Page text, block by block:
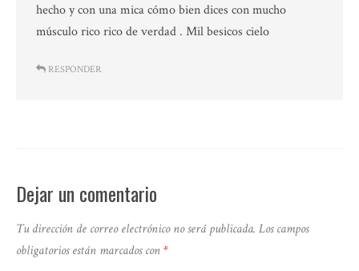
hecho y con una mica cómo bien dices con mucho
músculo rico rico de verdad . Mil besicos cielo
RESPONDER
Dejar un comentario
Tu dirección de correo electrónico no será publicada. Los campos
obligatorios están marcados con*